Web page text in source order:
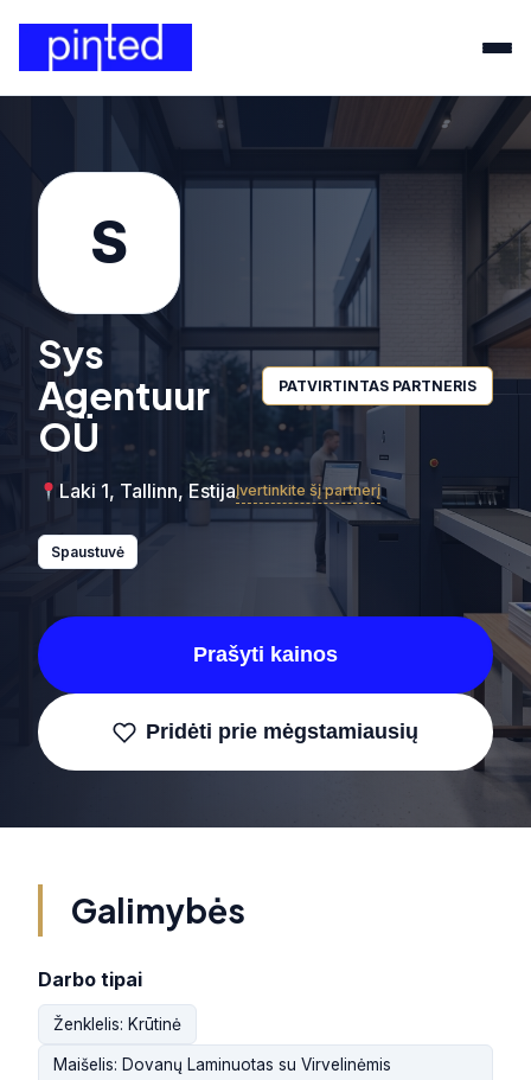
S
Sys
Agentuur
OÜ
PATVIRTINTAS PARTNERIS
Laki 1, Tallinn, EstijaĮvertinkite šį partnerį
Spaustuvė
Prašyti kainos
Pridėti prie mėgstamiausių
Galimybės
Darbo tipai
Ženklelis: Krūtinė
Maišelis: Dovanų Laminuotas su Virvelinėmis